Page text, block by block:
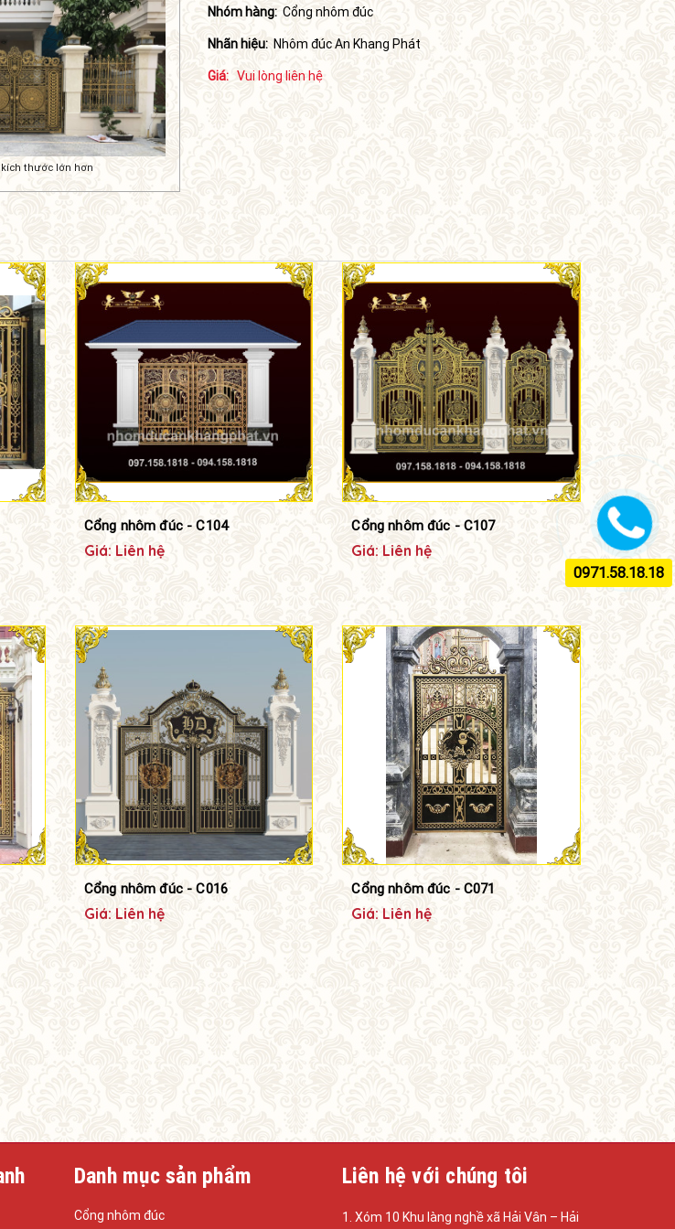
thước lớn hơn
Nhóm hàng: Cổng nhôm đúc
Nhãn hiệu: Nhôm đúc An Khang Phát
Giá: Vui lòng liên hệ
Cổng nhôm đúc - C104
Giá: Liên hệ
Cổng nhôm đúc - C107
Giá: Liên hệ
Cổng nhôm đúc - C016
Giá: Liên hệ
Cổng nhôm đúc - C071
Giá: Liên hệ
Danh mục sản phẩm
Cổng nhôm đúc
Liên hệ với chúng tôi
1. Xóm 10 Khu làng nghề xã Hải Vân – Hải
0971.58.18.18